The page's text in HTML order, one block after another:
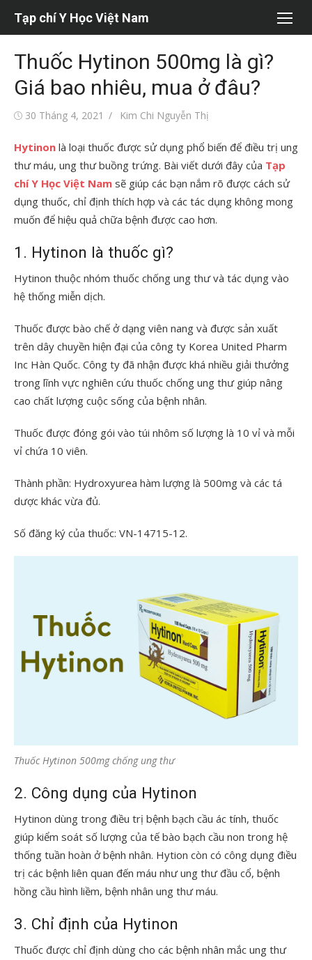
Tạp chí Y Học Việt Nam
Thuốc Hytinon 500mg là gì?
Giá bao nhiêu, mua ở đâu?
Đăng30 Tháng 4, 2021
Tác
Kim Chi Nguyễn Thị
Hytinon là loại thuốc được sử dụng phổ biến để điều trị ung
thư máu, ung thư buồng trứng. Bài viết dưới đây của Tạp
chí Y Học Việt Nam sẽ giúp các bạn nắm rõ được cách sử
dụng thuốc, chỉ định thích hợp và các tác dụng không mong
muốn để hiệu quả chữa bệnh được cao hơn.
1. Hytinon là thuốc gì?
Hytinon thuộc nhóm thuốc chống ung thư và tác dụng vào
hệ thống miễn dịch.
Thuốc được bào chế ở dạng viên nang và được sản xuất
trên dây chuyền hiện đại của công ty Korea United Pharm
Inc Hàn Quốc. Công ty đã nhận được khá nhiều giải thưởng
trong lĩnh vực nghiên cứu thuốc chống ung thư giúp nâng
cao chất lượng cuộc sống của bệnh nhân.
Thuốc được đóng gói vào túi nhôm số lượng là 10 vỉ và mỗi
vỉ chứa 10 viên.
Thành phần: Hydroxyurea hàm lượng là 500mg và các tá
dược khác vừa đủ.
Số đăng ký của thuốc: VN-14715-12.
Thuốc Hytinon 500mg chống ung thư
2. Công dụng của Hytinon
Hytinon dùng trong điều trị bệnh bạch cầu ác tính, thuốc
giúp kiểm soát số lượng của tế bào bạch cầu non trong hệ
thống tuần hoàn ở bệnh nhân. Hytion còn có công dụng điều
trị các bệnh liên quan đến máu như ung thư đầu cổ, bệnh
hồng cầu hình liềm, bệnh nhân ung thư máu.
3. Chỉ định của Hytinon
Thuốc được chỉ định dùng cho các bệnh nhân mắc ung thư